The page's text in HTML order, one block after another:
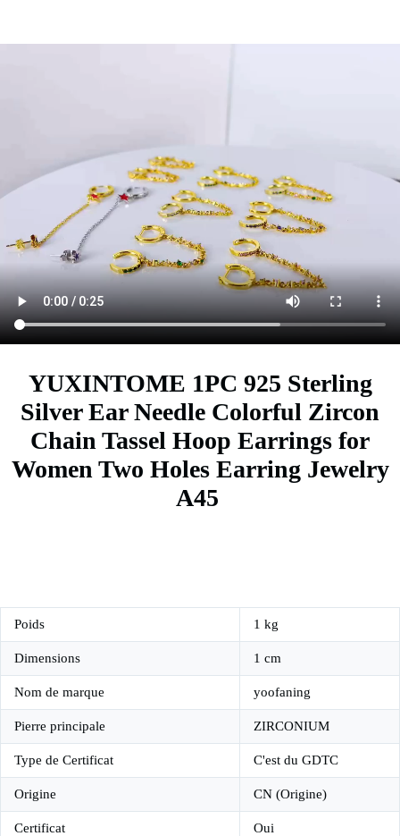
YUXINTOME 1PC 925 Sterling
Silver Ear Needle Colorful Zircon
Chain Tassel Hoop Earrings for
Women Two Holes Earring Jewelry
A45
Poids 1 kg
Dimensions 1 cm
Nom de marque yoofaning
Pierre principale ZIRCONIUM
Type de Certificat C'est du GDTC
Origine CN (Origine)
Certificat Oui